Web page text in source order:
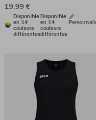
19,99 €
Disponible
en 14
couleurs
différentes
Disponible
en 14
couleurs
différentes